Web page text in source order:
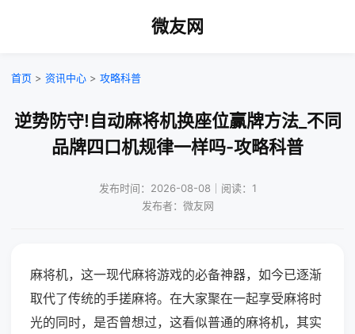
微友网
首页 > 资讯中心 > 攻略科普
逆势防守!自动麻将机换座位赢牌方法_不同
品牌四口机规律一样吗-攻略科普
发布时间：2026-08-08｜阅读：1
发布者：微友网
麻将机，这一现代麻将游戏的必备神器，如今已逐渐
取代了传统的手搓麻将。在大家聚在一起享受麻将时
光的同时，是否曾想过，这看似普通的麻将机，其实